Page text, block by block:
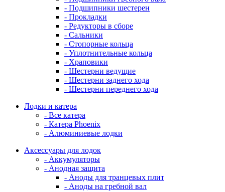
- Подшипники шестерен
- Прокладки
- Редукторы в сборе
- Сальники
- Стопорные кольца
- Уплотнительные кольца
- Храповики
- Шестерни ведущие
- Шестерни заднего хода
- Шестерни переднего хода
Лодки и катера
- Все катера
- Катера Phoenix
- Алюминиевые лодки
Аксессуары для лодок
- Аккумуляторы
- Анодная защита
- Аноды для транцевых плит
- Аноды на гребной вал